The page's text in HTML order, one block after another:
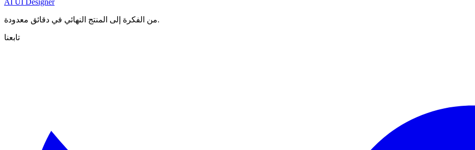
AI UI Designer
من الفكرة إلى المنتج النهائي في دقائق معدودة.
تابعنا